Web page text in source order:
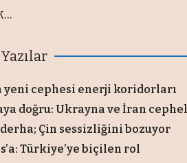
cephesi enerji koridorları
doğru: Ukrayna ve İran
Çin sessizliğini bozuyor
Türkiye’ye biçilen rol